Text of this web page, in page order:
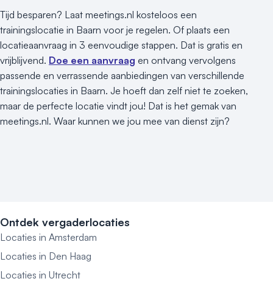
Tijd besparen? Laat meetings.nl kosteloos een
trainingslocatie in Baarn voor je regelen. Of plaats een
locatieaanvraag in 3 eenvoudige stappen. Dat is gratis en
vrijblijvend. Doe een aanvraag en ontvang vervolgens
passende en verrassende aanbiedingen van verschillende
trainingslocaties in Baarn. Je hoeft dan zelf niet te zoeken,
maar de perfecte locatie vindt jou! Dat is het gemak van
meetings.nl. Waar kunnen we jou mee van dienst zijn?
Ontdek vergaderlocaties
Locaties in Amsterdam
Locaties in Den Haag
Locaties in Utrecht